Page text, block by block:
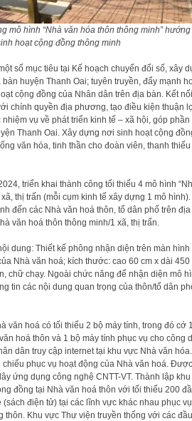
mô hình “Nhà văn hóa thôn thông minh”
hoạt cộng đồng thông minh
số mục tiêu tại Kế hoạch chuyển đổi số, xây
huyện Thanh Oai; tuyên truyền, đẩy mạnh
cộng đồng của Nhân dân trên địa bàn. Kết nối
chính quyền địa phương, tạo điều kiện thuận
vụ về phát triển kinh tế – xã hội, góp phần
Thanh Oai. Xây dựng nơi sinh hoạt cộng
văn hóa, tinh thần cho đoàn viên, thanh thiếu
triển khai thành công tối thiểu 4 mô hình
thị trấn (mỗi cụm kinh tế xây dựng 1 mô
đến các Nhà văn hoá thôn, tổ dân phố trên địa
văn hoá thôn thông minh/1 xã, thị trấn.
dung: Thiết kế phông nhận diện trên màn hình
Nhà văn hoá; kích thước: cao 60 cm x dài 450
chữ chạy. Ngoài chức năng để nhận diện mô
tin các nội dung quan trọng của thôn/tổ dân
văn hoá có tối thiểu 2 bộ máy tính, trong đó cớ
hoá thôn và 1 bộ máy tính phục vụ cho công
dân truy cập internet tại khu vực Nhà văn hóa.
phục vụ hoạt động của Nhà văn hoá. Được
ứng dụng công nghệ CNTT-VT. Thành lập
đồng tại Nhà văn hoá thôn với tối thiểu 200
điện tử) tại các lĩnh vực khác nhau phục
thôn. Khu vực Thư viện truyền thống với các đầu